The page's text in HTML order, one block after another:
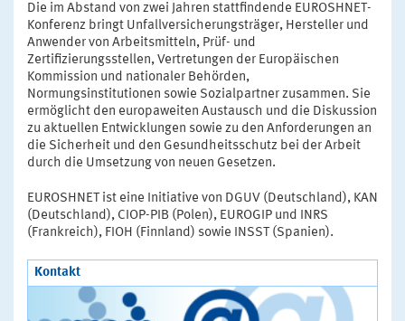
Die im Abstand von zwei Jahren stattfindende EUROSHNET-
Konferenz bringt Unfallversicherungsträger, Hersteller und
Anwender von Arbeitsmitteln, Prüf- und
Zertifizierungsstellen, Vertretungen der Europäischen
Kommission und nationaler Behörden,
Normungsinstitutionen sowie Sozialpartner zusammen. Sie
ermöglicht den europaweiten Austausch und die Diskussion
zu aktuellen Entwicklungen sowie zu den Anforderungen an
die Sicherheit und den Gesundheitsschutz bei der Arbeit
durch die Umsetzung von neuen Gesetzen.
EUROSHNET ist eine Initiative von DGUV (Deutschland), KAN
(Deutschland), CIOP-PIB (Polen), EUROGIP und INRS
(Frankreich), FIOH (Finnland) sowie INSST (Spanien).
Kontakt